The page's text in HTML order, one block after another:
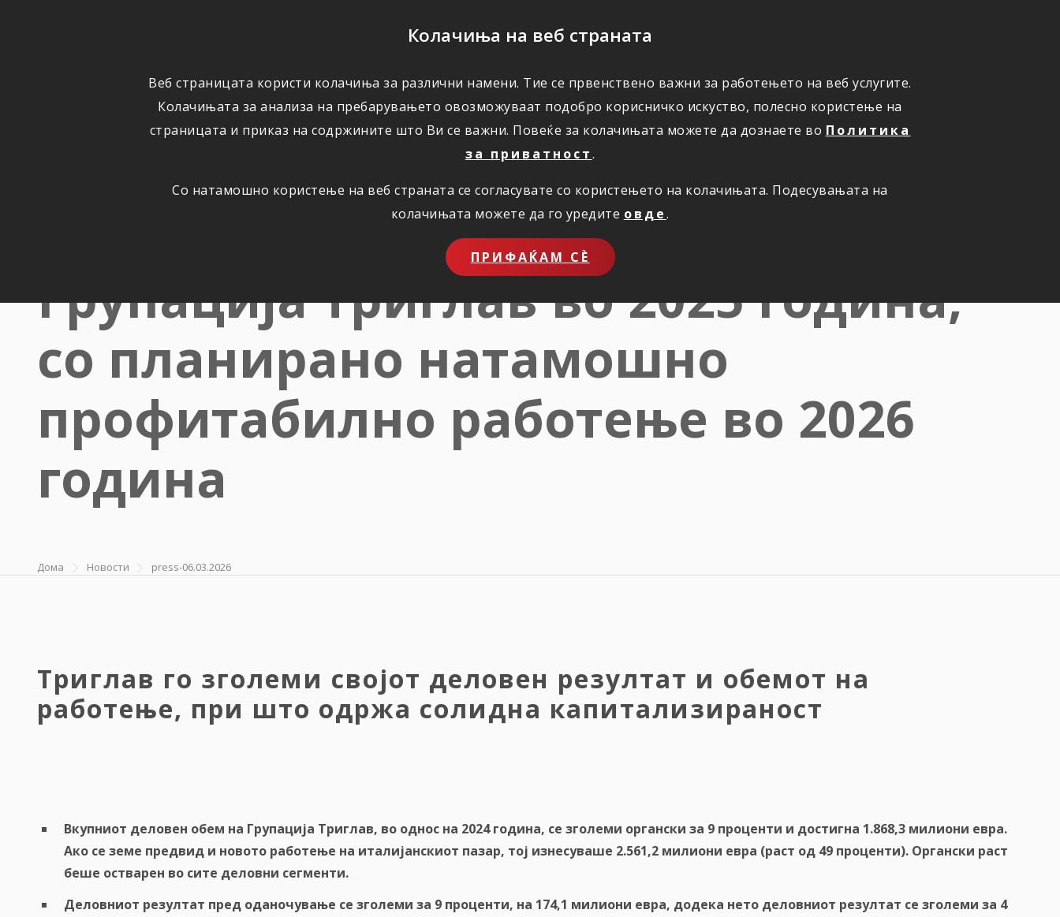
Колачиња на веб страната
Веб страницата користи колачиња за различни намени. Тие се првенствено важни за работењето на веб услугите.
Колачињата за анализа на пребарувањето овозможуваат подобро корисничко искуство, полесно користење на
страницата и приказ на содржините што Ви се важни. Повеќе за колачињата можете да дознаете во Политика
за приватност.
Со натамошно користење на веб страната се согласувате со користењето на колачињата. Подесувањата на
колачињата можете да го уредите овде.
ПРИФАЌАМ СЀ
ОСИГУРУВАЊЕ ШТЕТИ ПОВОЛНОСТИ КОРИСНО ЗА НАС ОНЛАЈН ПРИЈАВИ ШТЕТА
Многу добри резултати на
Групација Триглав во 2025 година,
со планирано натамошно
профитабилно работење во 2026
година
Дома Новости press-06.03.2026
Триглав го зголеми својот деловен резултат и обемот на
работење, при што одржа солидна капитализираност
Вкупниот деловен обем на Групација Триглав, во однос на 2024година, се зголеми органски за 9 проценти и достигна 1.868,3 милиони евра.
Ако се земе предвид и новото работење на италијанскиот пазар, тој изнесуваше 2.561,2 милиони евра (раст од 49 проценти). Органски раст
беше остварен во сите деловни сегменти.
Деловниот резултат пред оданочување се зголеми за 9 проценти, на 174,1 милиони евра, додека нето деловниот резултат се зголеми за 4